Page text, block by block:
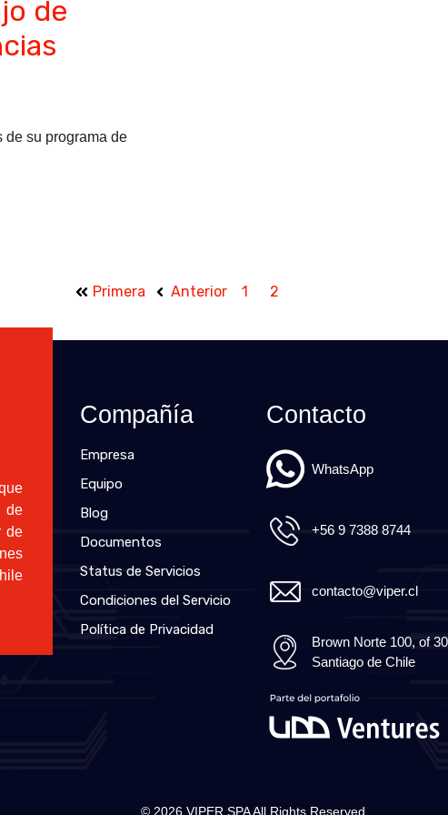
de
de su programa de
Primera Anterior 1 2
de
de
Compañía
Empresa
Equipo
Blog
Documentos
Status de Servicios
Condiciones del Servicio
Política de Privacidad
Contacto
WhatsApp
+56 9 7388 8744
contacto@viper.cl
Brown Norte 100, of
Santiago de Chile
© 2026 VIPER SPA All Rights Reserved